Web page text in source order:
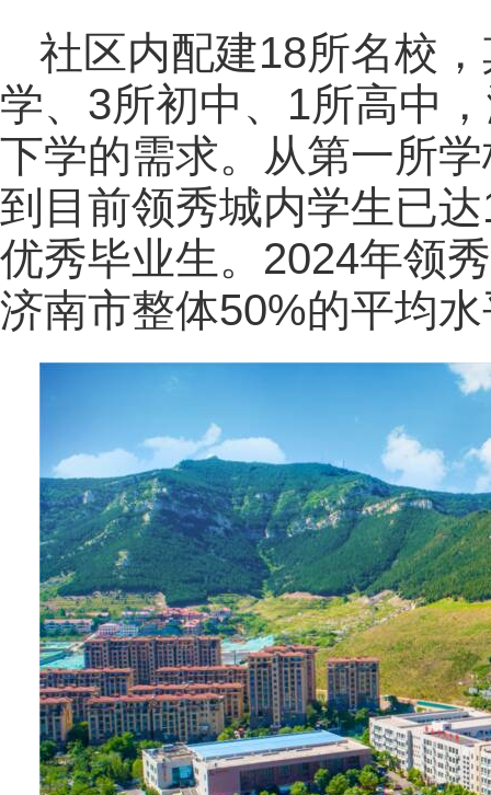
社区内配建18所名校
学、3所初中、1所高中
下学的需求。从第一所
到目前领秀城内学生已
优秀毕业生。2024年领
济南市整体50%的平均